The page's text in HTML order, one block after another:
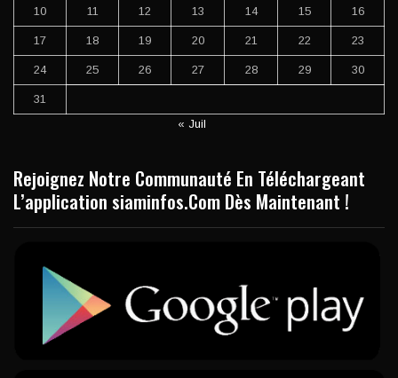
10 11 12 13 14 15 16
17 18 19 20 21 22 23
24 25 26 27 28 29 30
31
« Juil
Rejoignez Notre Communauté En Téléchargeant
L’application siaminfos.Com Dès Maintenant !